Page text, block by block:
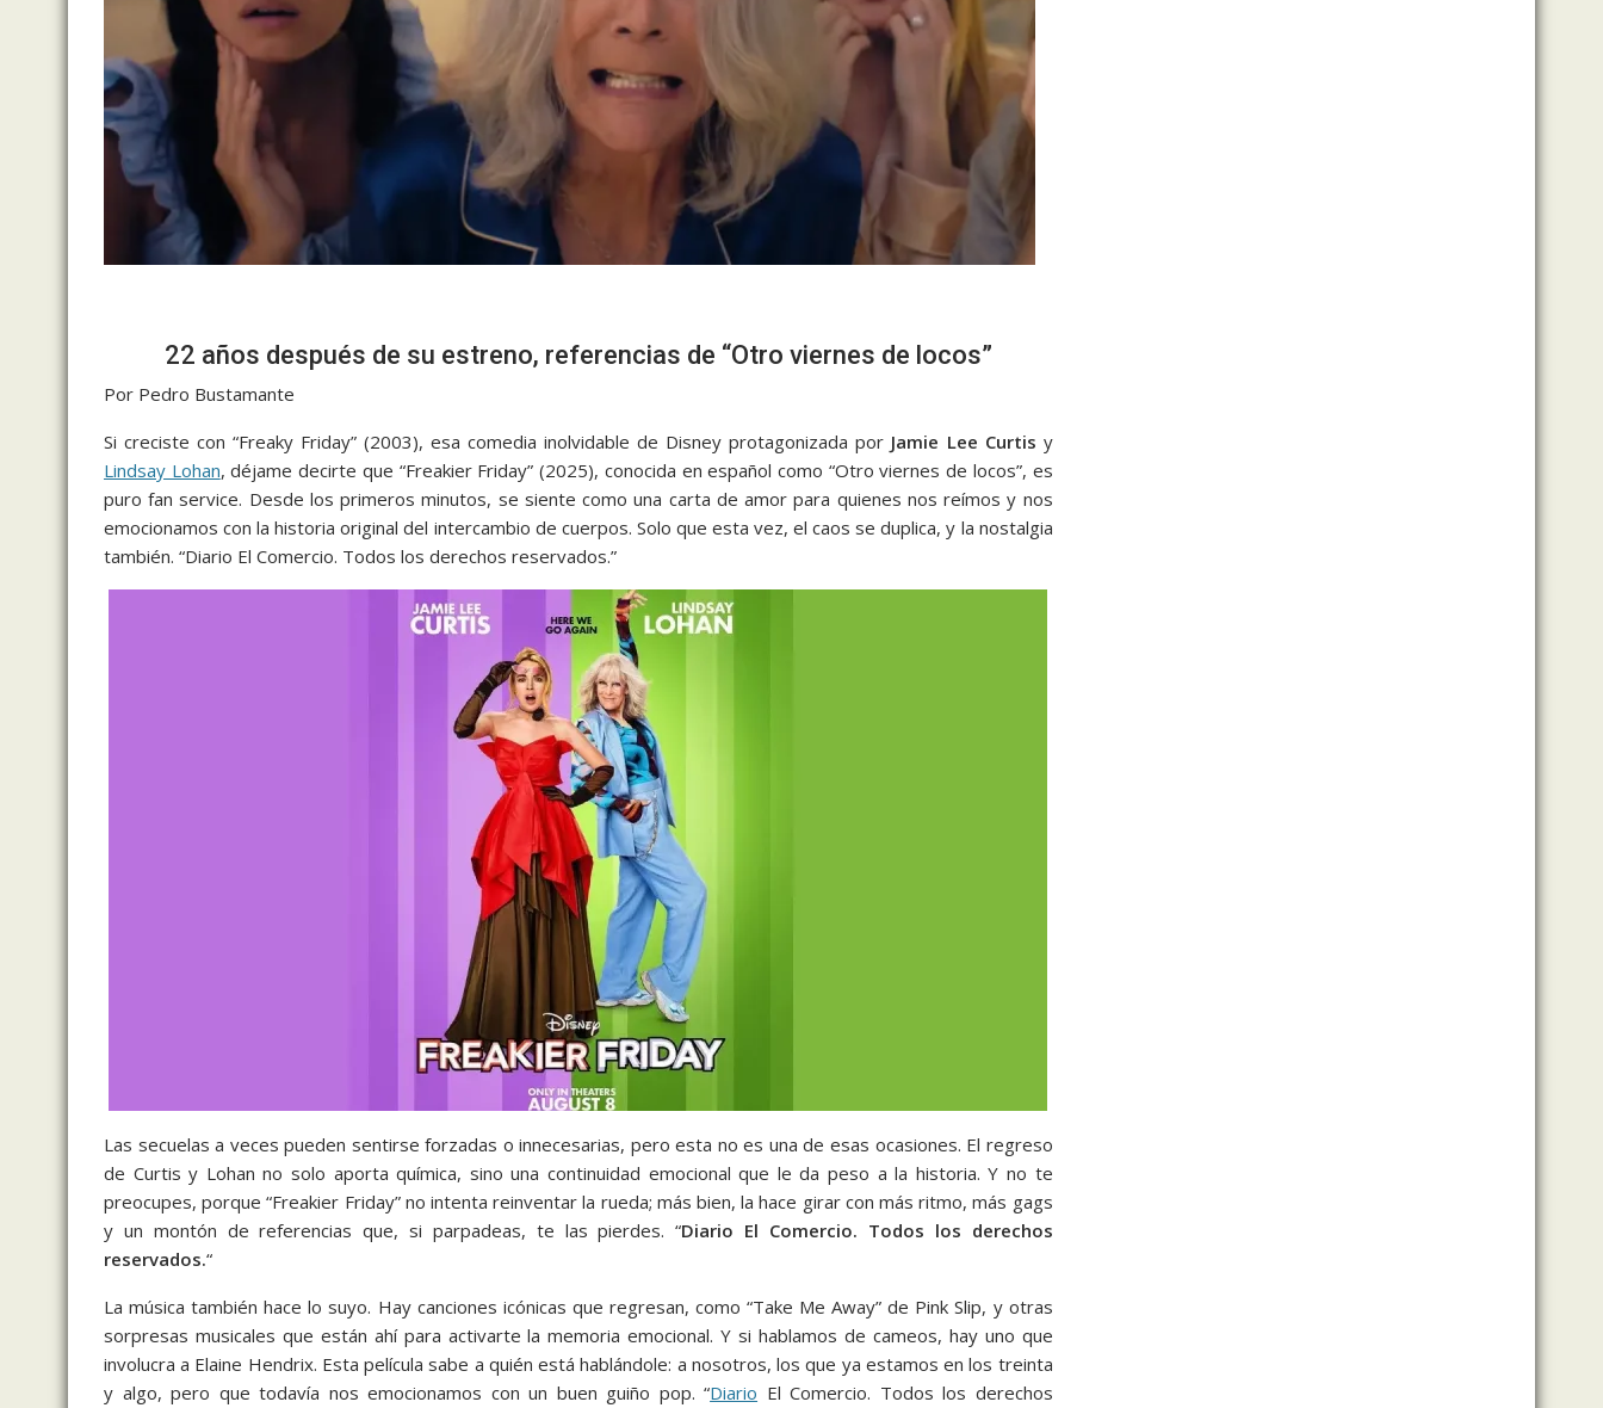
22 años después de su estreno, referencias de “Otro viernes de locos”
Por Pedro Bustamante
Si creciste con “Freaky Friday” (2003), esa comedia inolvidable de Disney protagonizada por Jamie Lee Curtis y
Lindsay Lohan, déjame decirte que “Freakier Friday” (2025), conocida en español como “Otro viernes de locos”, es
puro fan service. Desde los primeros minutos, se siente como una carta de amor para quienes nos reímos y nos
emocionamos con la historia original del intercambio de cuerpos. Solo que esta vez, el caos se duplica, y la nostalgia
también. “Diario El Comercio. Todos los derechos reservados.”
Las secuelas a veces pueden sentirse forzadas o innecesarias, pero esta no es una de esas ocasiones. El regreso
de Curtis y Lohan no solo aporta química, sino una continuidad emocional que le da peso a la historia. Y no te
preocupes, porque “Freakier Friday” no intenta reinventar la rueda; más bien, la hace girar con más ritmo, más gags
y un montón de referencias que, si parpadeas, te las pierdes. “Diario El Comercio. Todos los derechos
reservados.“
La música también hace lo suyo. Hay canciones icónicas que regresan, como “Take Me Away” de Pink Slip, y otras
sorpresas musicales que están ahí para activarte la memoria emocional. Y si hablamos de cameos, hay uno que
involucra a Elaine Hendrix. Esta película sabe a quién está hablándole: a nosotros, los que ya estamos en los treinta
y algo, pero que todavía nos emocionamos con un buen guiño pop. “Diario El Comercio. Todos los derechos